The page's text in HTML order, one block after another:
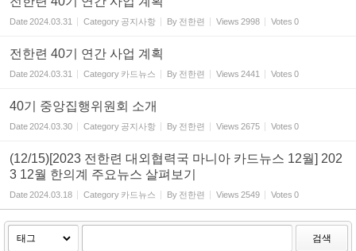
Date2024.03.31 Category 공지사항 By 전한련 Views 2998 Votes 0
전한련 40기 연간 사업 계획
Date2024.03.31 Category 카드뉴스 By 전한련 Views 2441 Votes 0
40기 중앙집행위원회 소개
Date2024.03.30 Category 공지사항 By 전한련 Views 2675 Votes 0
(12/15)[2023 전한련 대외협력국 마니아 카드뉴스 12월] 202
3 12월 한의계 주요뉴스 살펴보기
Date2024.03.18 Category 카드뉴스 By 전한련 Views 2549 Votes 0
검색